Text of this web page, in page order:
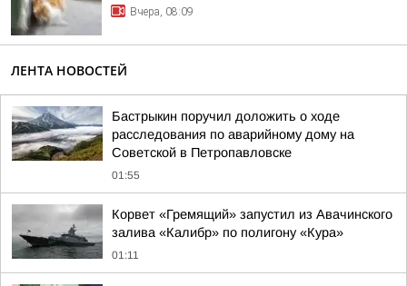
Вчера, 08:09
ЛЕНТА НОВОСТЕЙ
Бастрыкин поручил доложить о ходе
расследования по аварийному дому на
Советской в Петропавловске
01:55
Корвет «Гремящий» запустил из Авачинского
залива «Калибр» по полигону «Кура»
01:11